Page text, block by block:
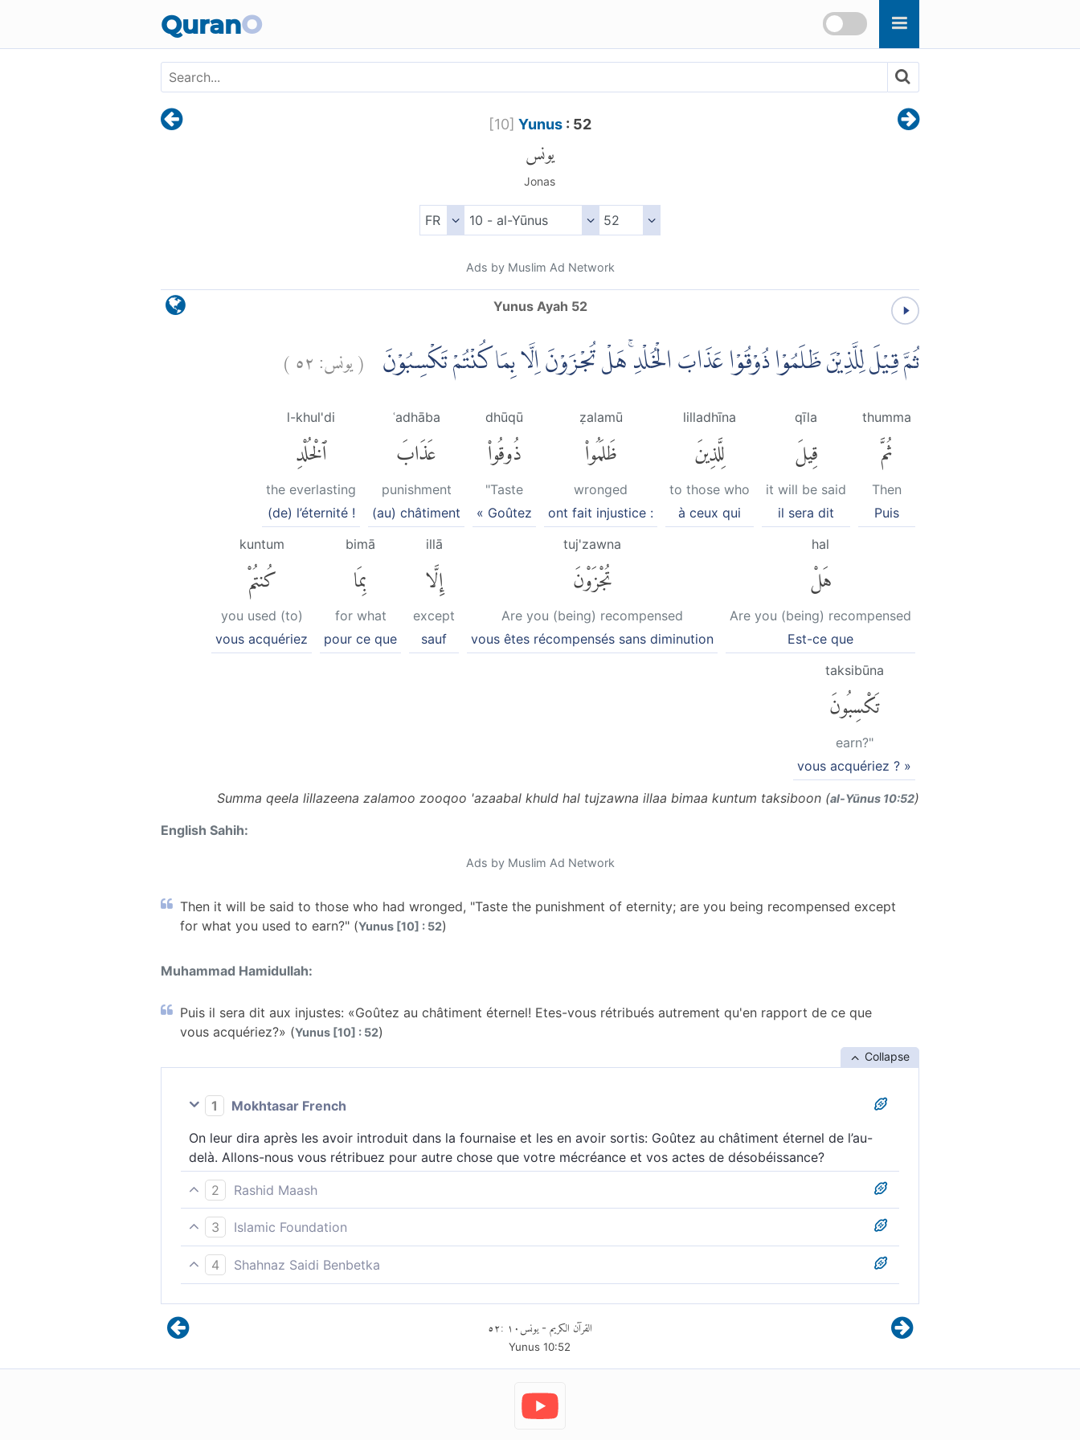
QuranO
[10] Yunus: 52
يونس
Jonas
Ads by Muslim Ad Network
Yunus Ayah 52
ثُمَّ قِيْلَ لِلَّذِيْنَ ظَلَمُوْا ذُوْقُوْا عَذَابَ الْخُلْدِۚ هَلْ تُجْزَوْنَ اِلَّا بِمَا كُنْتُمْ تَكْسِبُوْنَ (يونس:٥٢)
thumma
ثُمَّ
Then
Puis
qīla
قِيلَ
it will be said
il sera dit
lilladhīna
لِلَّذِينَ
to those who
à ceux qui
ẓalamū
ظَلَمُوا۟
wronged
ont fait injustice :
dhūqū
ذُوقُوا۟
"Taste
« Goûtez
ʿadhāba
عَذَابَ
punishment
(au) châtiment
l-khul'di
ٱلْخُلْدِ
the everlasting
(de) l’éternité !
hal
هَلْ
Are you (being) recompensed
Est-ce que
tuj'zawna
تُجْزَوْنَ
Are you (being) recompensed
vous êtes récompensés sans diminution
illā
إِلَّا
except
sauf
bimā
بِمَا
for what
pour ce que
kuntum
كُنتُمْ
you used (to)
vous acquériez
taksibūna
تَكْسِبُونَ
earn?"
vous acquériez ? »
Summa qeela lillazeena zalamoo zooqoo 'azaabal khuld hal tujzawna illaa bimaa kuntum taksiboon (al-Yūnus 10:52)
English Sahih:
Ads by Muslim Ad Network
Then it will be said to those who had wronged, "Taste the punishment of eternity; are you being recompensed except
for what you used to earn?" (Yunus [10] : 52)
Muhammad Hamidullah:
Puis il sera dit aux injustes: «Goûtez au châtiment éternel! Etes-vous rétribués autrement qu'en rapport de ce que
vous acquériez?» (Yunus [10] : 52)
Collapse
1
Mokhtasar French
On leur dira après les avoir introduit dans la fournaise et les en avoir sortis: Goûtez au châtiment éternel de l’au-
delà. Allons-nous vous rétribuez pour autre chose que votre mécréance et vos actes de désobéissance?
2
Rashid Maash
52 Puis il sera dit aux hommes et aux femmes qui furent injustes envers eux-mêmes : « Goûtez les tourments
éternels ! Recevrez-vous une autre rétribution que celle, méritée, de vos œuvres ? »
3
Islamic Foundation
Puis il sera dit à ceux qui auront commis des injustices : «Goûtez le supplice éternel ! Serez-vous rétribués
autrement qu’à la mesure de ce que vous commettiez? »
4
Shahnaz Saidi Benbetka
القرآن الكريم - يونس١٠ :٥٢
Yunus 10:52